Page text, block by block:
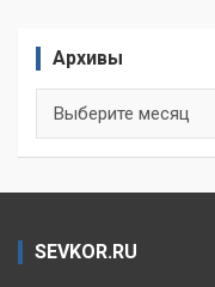
Архивы
SEVKOR.RU